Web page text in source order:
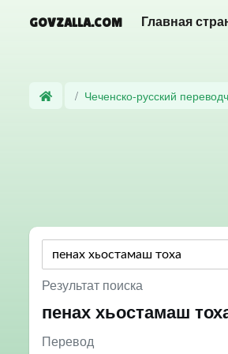
GOVZALLA.COM Главная
Чеченско-русский
Результат поиска
пенах хьостамаш
Перевод